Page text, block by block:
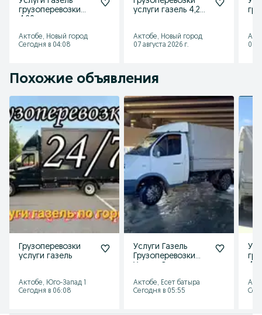
грузоперевозки
Актобе, Новый город
Сегодня в 04:08
услуги газель 4,20
Актобе, Новый город
07 августа 2026 г.
07
Похожие объявления
Грузоперевозки
услуги газель
Актобе, Юго-Запад 1
Сегодня в 06:08
Услуги Газель
Грузоперевозки
Актобе, Есет батыра
Сегодня в 05:55